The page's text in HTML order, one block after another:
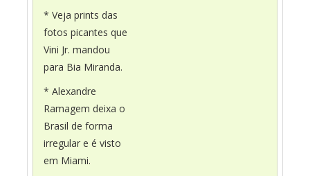
* Veja prints das
fotos picantes que
Vini Jr. mandou
para Bia Miranda.
* Alexandre
Ramagem deixa o
Brasil de forma
irregular e é visto
em Miami.